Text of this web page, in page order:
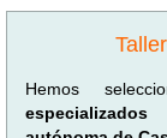
Hemos